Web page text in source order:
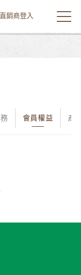
直銷商登入
選
單
會員權益 產